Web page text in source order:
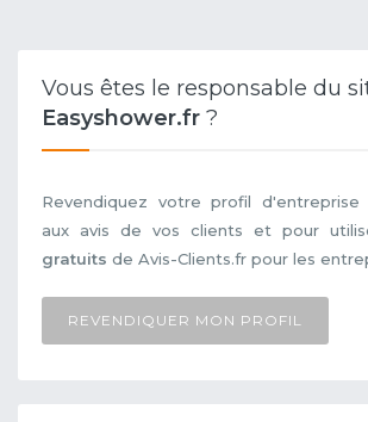
Vous êtes le responsable du
Easyshower.fr ?
Revendiquez votre profil d'entreprise
aux avis de vos clients et pour
gratuits de Avis-Clients.fr pour les
REVENDIQUER MON PROFIL